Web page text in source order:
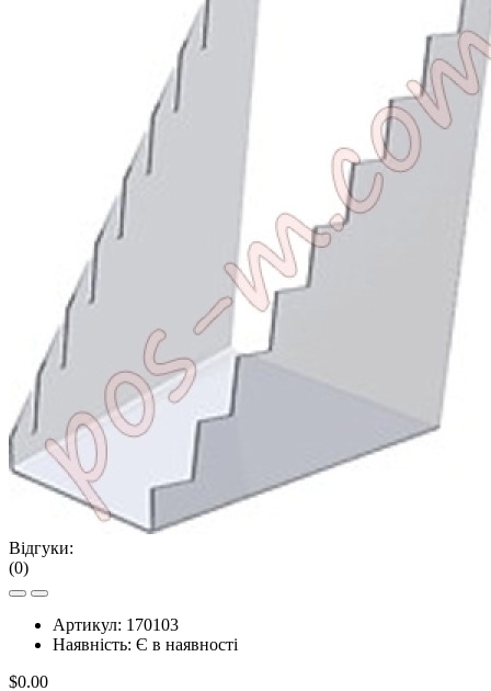
Відгуки:
(0)
Артикул: 170103
Наявність: Є в наявності
$0.00